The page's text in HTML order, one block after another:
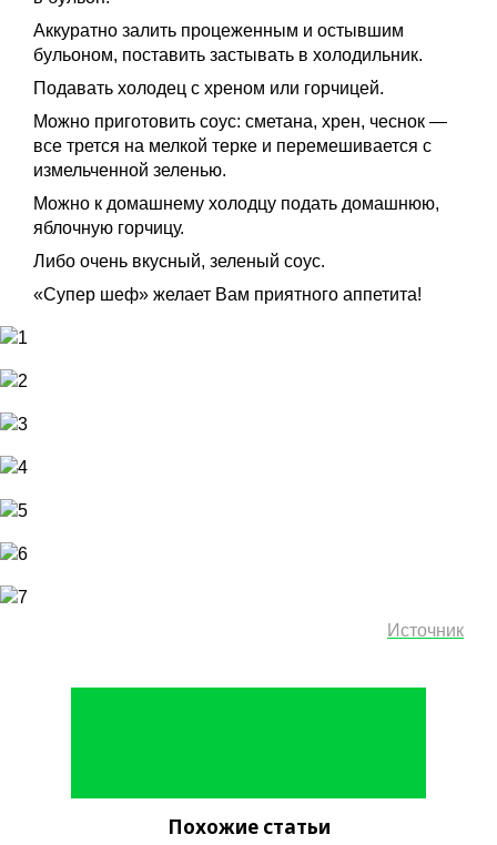
Аккуратно залить процеженным и остывшим
бульоном, поставить застывать в холодильник.
Подавать холодец с хреном или горчицей.
Можно приготовить соус: сметана, хрен, чеснок —
все трется на мелкой терке и перемешивается с
измельченной зеленью.
Можно к домашнему холодцу подать домашнюю,
яблочную горчицу.
Либо очень вкусный, зеленый соус.
«Супер шеф» желает Вам приятного аппетита!
Источник
Похожие статьи